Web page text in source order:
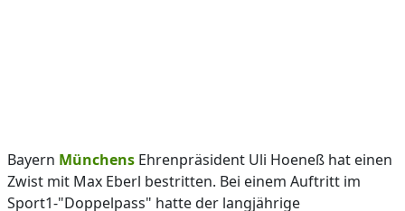
Bayern Münchens Ehrenpräsident Uli Hoeneß hat einen
Zwist mit Max Eberl bestritten. Bei einem Auftritt im
Sport1-"Doppelpass" hatte der langjährige